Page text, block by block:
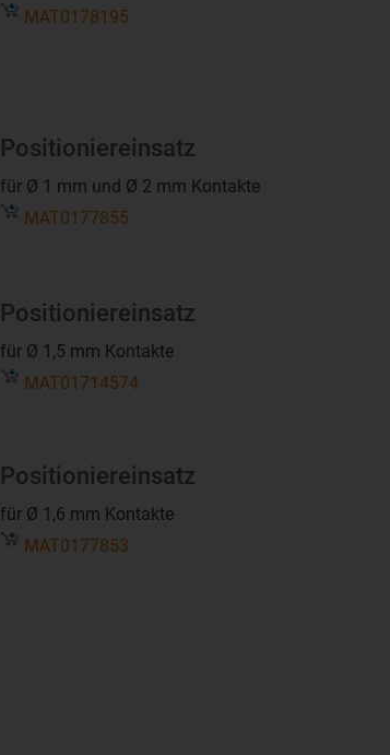
MAT0178195
Positioniereinsatz
für Ø 1 mm und Ø 2 mm Kontakte
MAT0177855
Positioniereinsatz
für Ø 1,5 mm Kontakte
MAT01714574
Positioniereinsatz
für Ø 1,6 mm Kontakte
MAT0177853